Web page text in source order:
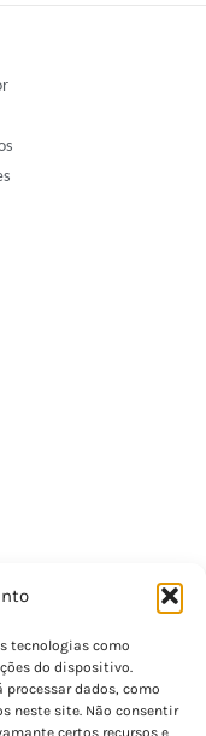
tecnologias como
do dispositivo.
dados, como
neste site. Não consentir
certos recursos e